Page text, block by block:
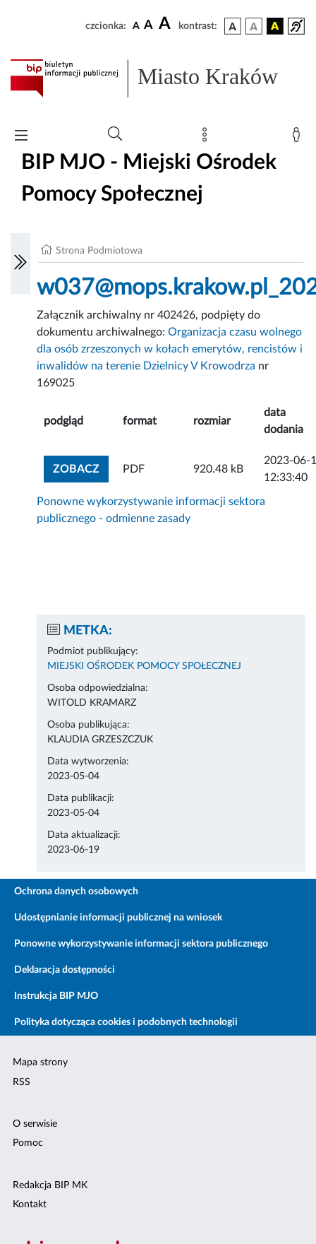
czcionka: A A A kontrast:
Miasto Kraków
BIP MJO - Miejski Ośrodek
Pomocy Społecznej
Strona Podmiotowa
Załącznik archiwalny nr 402426, podpięty do
dokumentu archiwalnego:Organizacja czasu wolnego
dla osób zrzeszonych w kołach emerytów, rencistów i
inwalidów na terenie Dzielnicy V Krowodrza nr
169025
podgląd format rozmiar
data
dodania
ZOBACZZOBACZ ZAŁĄCZNIK
PDF 920.48 kB
2023-06-
12:33:40
Ponowne wykorzystywanie informacji sektora
publicznego - odmienne zasady
METKA:
Podmiot publikujący:
MIEJSKI OŚRODEK POMOCY SPOŁECZNEJ
Osoba odpowiedzialna:
WITOLD KRAMARZ
Osoba publikująca:
KLAUDIA GRZESZCZUK
Data wytworzenia:
2023-05-04
Data publikacji:
2023-05-04
Data aktualizacji:
2023-06-19
Ochrona danych osobowych
Udostępnianie informacji publicznej na wniosek
Ponowne wykorzystywanie informacji sektora publicznego
Deklaracja dostępności
Instrukcja BIP MJO
Polityka dotycząca cookies i podobnych technologii
Mapa strony
RSS
O serwisie
Pomoc
Redakcja BIP MK
Kontakt